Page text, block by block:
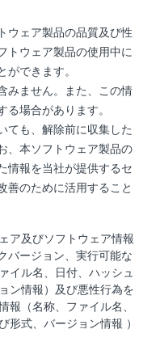
ウェア製品の品質及び性
トウェア製品の使用中に
ができます。
みません。また、この情
る場合があります。
ても、解除前に収集した
、本ソフトウェア製品の
情報を当社が提供するセ
善のために活用すること
ア及びソフトウェア情報
バージョン、実行可能な
イル名、日付、ハッシュ
ン情報）及び悪性行為を
報（名称、ファイル名、
形式、バージョン情報 ）